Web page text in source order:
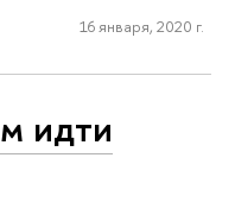
16 января, 2020 г.
идти